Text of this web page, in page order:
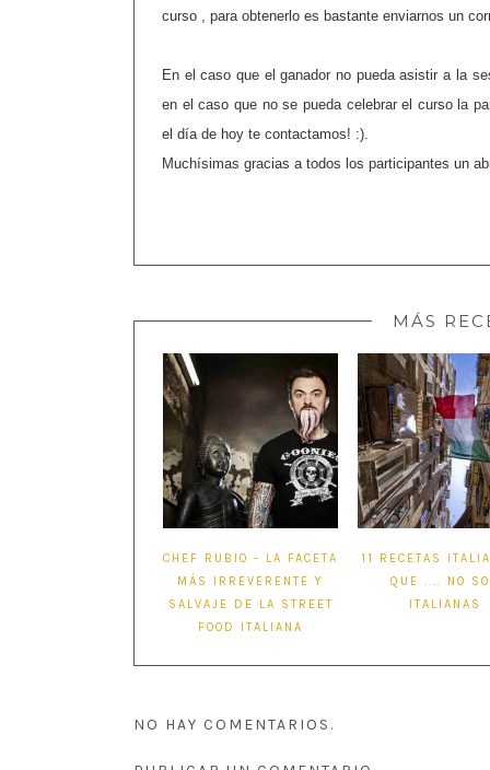
curso , para obtenerlo es bastante enviarnos un
En el caso que el ganador no pueda asistir a la
en el caso que no se pueda celebrar el curso la
el día de hoy te contactamos! :).
Muchísimas gracias a todos los participantes un
MÁS
CHEF RUBIO - LA FACETA
MÁS IRREVERENTE Y
SALVAJE DE LA STREET
FOOD ITALIANA
11 RECETAS
QUE .... NO
ITALIANAS
NO HAY COMENTARIOS.